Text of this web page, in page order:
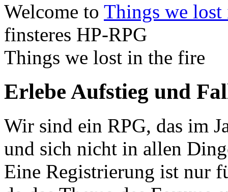
Welcome to Things we
finsteres HP-RPG
Things we lost in the fire
Erlebe Aufstieg und
Wir sind ein RPG, das im
und sich nicht in allen
Eine Registrierung ist nur